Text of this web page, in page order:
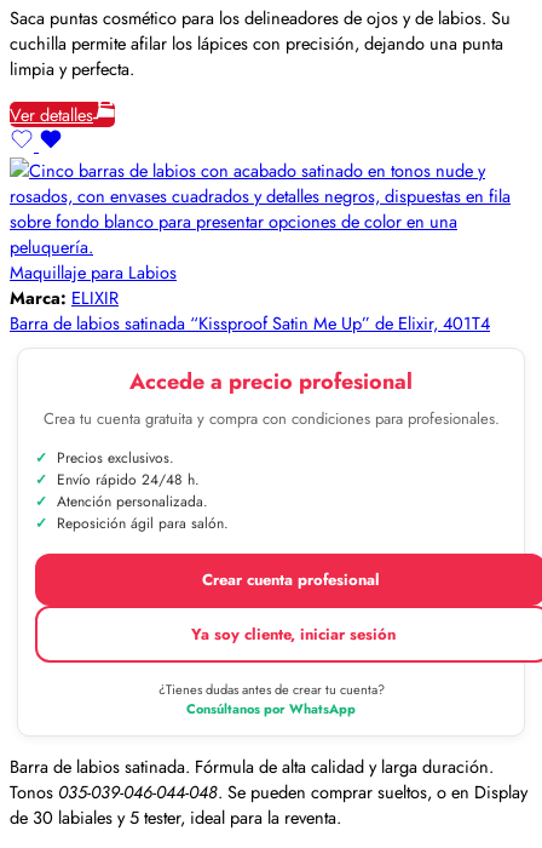
Saca puntas cosmético para los delineadores de ojos y de labios. Su
cuchilla permite afilar los lápices con precisión, dejando una punta
limpia y perfecta.
Ver detalles
Maquillaje para Labios
Marca: ELIXIR
Barra de labios satinada “Kissproof Satin Me Up” de Elixir, 401T4
Accede a precio profesional
Crea tu cuenta gratuita y compra con condiciones para profesionales.
Precios exclusivos.
Envío rápido 24/48 h.
Atención personalizada.
Reposición ágil para salón.
Crear cuenta profesional
Ya soy cliente, iniciar sesión
¿Tienes dudas antes de crear tu cuenta?
Consúltanos por WhatsApp
Barra de labios satinada. Fórmula de alta calidad y larga duración.
Tonos 035-039-046-044-048. Se pueden comprar sueltos, o en Display
de 30 labiales y 5 tester, ideal para la reventa.